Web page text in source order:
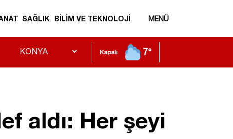
SAĞLIK BİLİM VE TEKNOLOJİ MENÜ
Kapalı 7°
aldı: Her şeyi